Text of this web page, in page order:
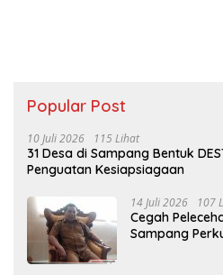
Popular Post
10 Juli 2026 115 Lihat
31 Desa di Sampang Bentuk
Penguatan Kesiapsiagaan
14 Juli 2026 107
Cegah
Sampang